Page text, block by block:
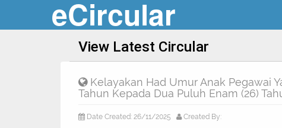
eCircular
View Latest Circular
Kelayakan Had Umur Anak Pegawai
Tahun Kepada Dua Puluh Enam (26)
Date Created: 26/11/2025 Created By: